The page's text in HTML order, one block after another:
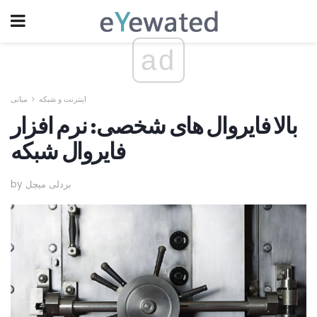
ad
اینترنت و شبکه مبانی
بالا فایروال های شخصی: نرم افزار
فایروال شبکه
by بردلی میچل